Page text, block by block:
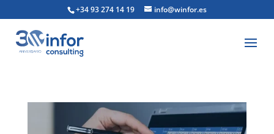
+34 93 274 14 19 info@winfor.es